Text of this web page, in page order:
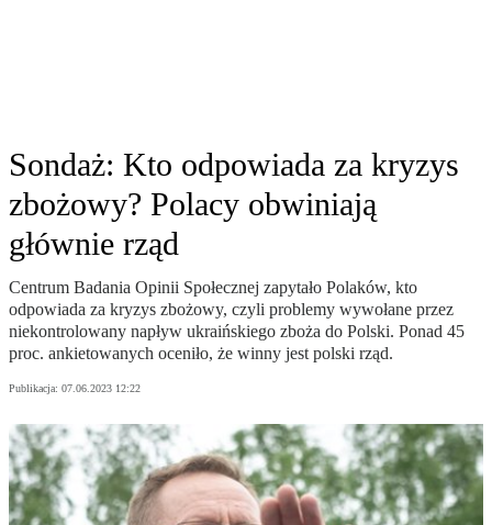
Sondaż: Kto odpowiada za kryzys
zbożowy? Polacy obwiniają
głównie rząd
Centrum Badania Opinii Społecznej zapytało Polaków, kto
odpowiada za kryzys zbożowy, czyli problemy wywołane przez
niekontrolowany napływ ukraińskiego zboża do Polski. Ponad 45
proc. ankietowanych oceniło, że winny jest polski rząd.
Publikacja: 07.06.2023 12:22